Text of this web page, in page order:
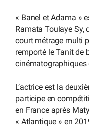
« Banel et Adama »
Ramata Toulaye Sy,
court métrage multi
remporté le Tanit de
cinématographiques
L’actrice est la
participe en
en France après
« Atlantique » en